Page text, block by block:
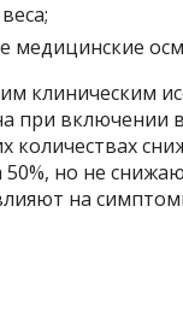
медицинские
клиническим
при включении
количествах
но не
на